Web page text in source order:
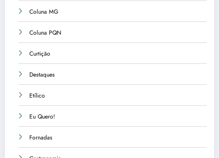
Coluna MG
Coluna PQN
Curtição
Destaques
Etílico
Eu Quero!
Fornadas